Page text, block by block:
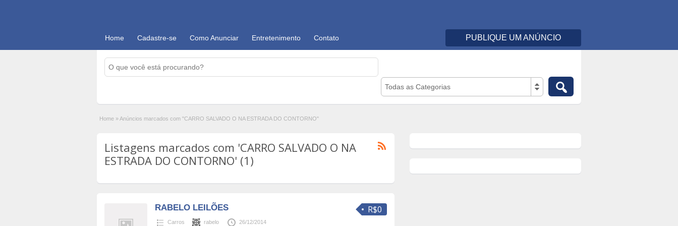
Home Cadastre-se Como Anunciar Entretenimento Contato PUBLIQUE UM ANÚNCIO
Todas as Categorias
Home »Anúncios marcados com "CARRO SALVADO O NA ESTRADA DO CONTORNO"
Listagens marcados com 'CARRO SALVADO O NA
ESTRADA DO CONTORNO' (1)
R$0
RABELO LEILÕES
Carros rabelo 26/12/2014